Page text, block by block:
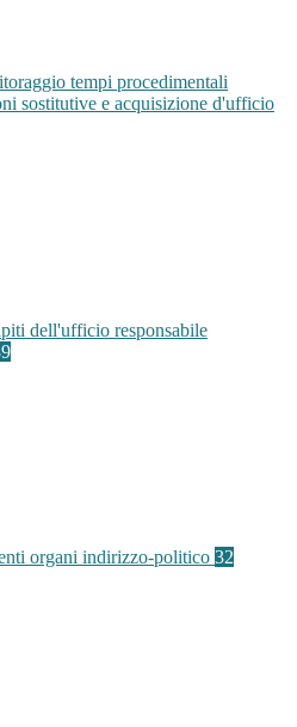
tempi procedimentali
sostitutive e acquisizione d'ufficio
dell'ufficio responsabile
organi indirizzo-politico 32